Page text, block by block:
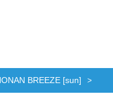
BREEZE [sun]